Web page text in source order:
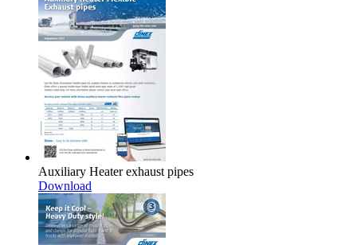
Auxiliary Heater exhaust pipes
Download